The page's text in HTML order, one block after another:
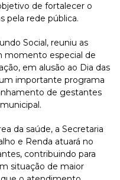
de fortalecer o
pela rede pública.
Social, reuniu as
momento especial de
em alusão ao Dia das
importante programa
de gestantes
da saúde, a Secretaria
e Renda atuará no
contribuindo para
situação de maior